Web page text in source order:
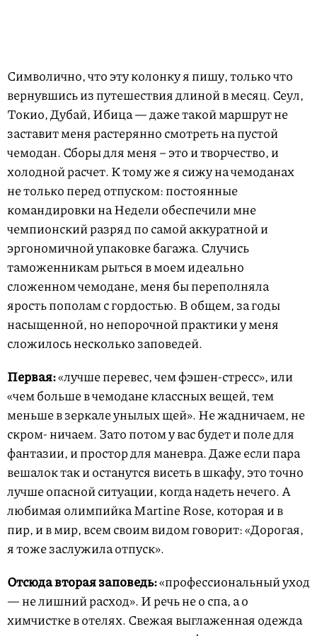
Символично, что эту колонку я пишу, только что
вернувшись из путешествия длиной в месяц. Сеул,
Токио, Дубай, Ибица — даже такой маршрут не
заставит меня растерянно смотреть на пустой
чемодан. Сборы для меня – это и творчество, и
холодной расчет. К тому же я сижу на чемоданах
не только перед отпуском: постоянные
командировки на Недели обеспечили мне
чемпионский разряд по самой аккуратной и
эргономичной упаковке багажа. Случись
таможенникам рыться в моем идеально
сложенном чемодане, меня бы переполняла
ярость пополам с гордостью. В общем, за годы
насыщенной, но непорочной практики у меня
сложилось несколько заповедей.
Первая:«лучше перевес, чем фэшен-стресс», или
«чем больше в чемодане классных вещей, тем
меньше в зеркале унылых щей». Не жадничаем, не
скром- ничаем. Зато потом у вас будет и поле для
фантазии, и простор для маневра. Даже если пара
вешалок так и останутся висеть в шкафу, это точно
лучше опасной ситуации, когда надеть нечего. А
любимая олимпийка Martine Rose, которая и в
пир, и в мир, всем своим видом говорит: «Дорогая,
я тоже заслужила отпуск».
Отсюда вторая заповедь:«профессиональный уход
— не лишний расход». И речь не о спа, а о
химчистке в отелях. Свежая выглаженная одежда